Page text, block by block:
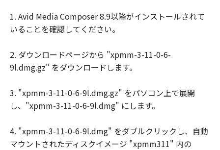
1. Avid Media Composer 8.9以降がインストールされて
いることを確認してください。
2. ダウンロードページから "xpmm-3-11-0-6-
9l.dmg.gz" をダウンロードします。
3. "xpmm-3-11-0-6-9l.dmg.gz" をパソコン上で展開
し、"xpmm-3-11-0-6-9l.dmg" にします。
4. "xpmm-3-11-0-6-9l.dmg" をダブルクリックし、自動
マウントされたディスクイメージ "xpmm311" 内の